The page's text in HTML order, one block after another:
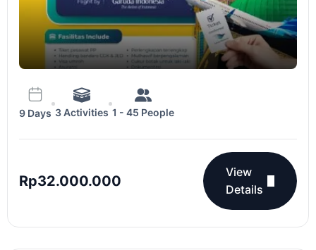
9 Days 3 Activities 1 - 45 People
Rp32.000.000
View
Details